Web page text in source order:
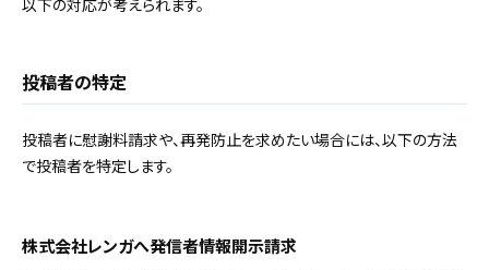
以下の対応が考えられます。
投稿者の特定
投稿者に慰謝料請求や、再発防止を求めたい場合には、以下の方法
で投稿者を特定します。
株式会社レンガへ発信者情報開示請求